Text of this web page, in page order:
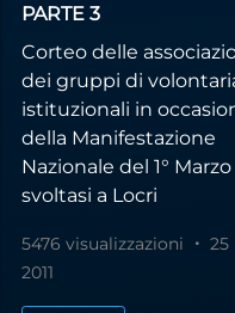
PARTE 3
Corteo delle
dei gruppi di
istituzionali in
della Manifestazione
Nazionale del 1°
svoltasi a Locri
5476 visualizzazioni
25
2011